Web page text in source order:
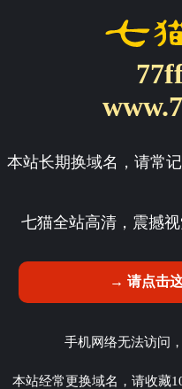
本站长期换域名，请常
七猫全站高清，震撼
→ 请点击
手机网络无法访问
本站经常更换域名，请收藏